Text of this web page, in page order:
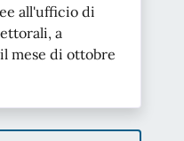
all'ufficio di
a
mese di ottobre